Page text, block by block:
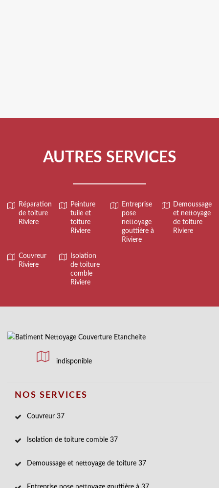
AUTRES SERVICES
Réparation
de toiture
Riviere
Peinture
tuile et
toiture
Riviere
Entreprise
pose
nettoyage
gouttière à
Riviere
Demoussage
et nettoyage
de toiture
Riviere
Couvreur
Riviere
Isolation
de toiture
comble
Riviere
indisponible
NOS SERVICES
Couvreur 37
Isolation de toiture comble 37
Demoussage et nettoyage de toiture 37